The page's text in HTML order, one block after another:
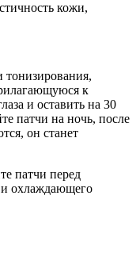
кожи,
к
и оставить на 30
патчи на ночь, после
он станет
патчи перед
охлаждающего